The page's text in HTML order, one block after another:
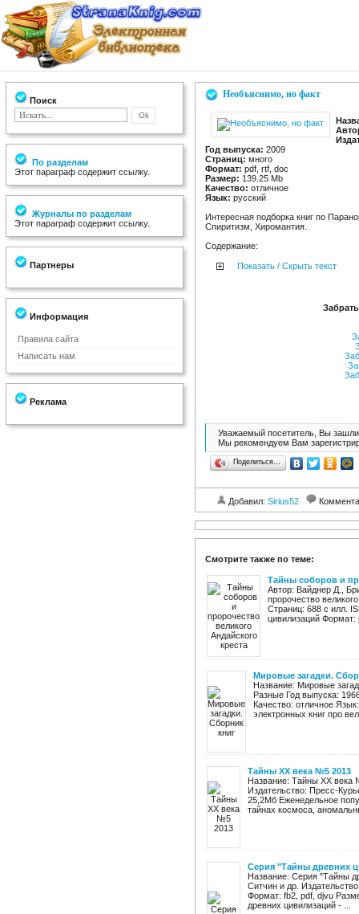
Поиск
По разделам
Этот параграф содержит ссылку.
Журналы по разделам
Этот параграф содержит ссылку.
Партнеры
Информация
Правила сайта
Написать нам
Реклама
Необъяснимо, но факт
Год выпуска: 2009
Страниц: много
Формат: pdf, rtf, doc
Размер: 139.25 Мb
Качество: отличное
Язык: русский
Интересная подборка книг по
Спиритизм, Хиромантия.
Содержание:
Показать / Скрыть текст
Уважаемый посетитель, Вы зашли
Мы рекомендуем Вам
Поделиться…
Добавил: Sirius52
Смотрите также по теме:
Тайны соборов и
Автор: Вайднер Д.,
пророчество
Страниц: 688 с илл.
цивилизаций Формат:
Мировые загадки.
Название: Мировые
Разные Год выпуска:
Качество: отличное
электронных книг про
Тайны ХХ века №5 2013
Название: Тайны ХХ века
Издательство: Пресс-
25,2Мб Еженедельное
тайнах космоса,
Серия "Тайны древних
Название: Серия "Тайны
Ситчин и др.
Формат: fb2, pdf, djvu
древних цивилизаций - ...